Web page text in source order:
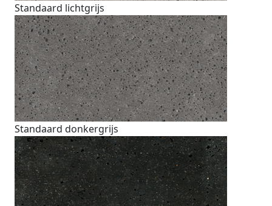
Standaard lichtgrijs
Standaard donkergrijs